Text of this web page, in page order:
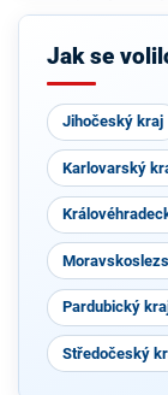
Jak se
Jihočeský kraj
Karlovarský
Pardubický
Středočeský